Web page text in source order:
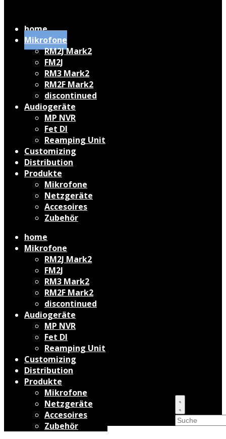
home
Mikrofone
RM2J Mark2
FM2J
RM3 Mark2
RM2F Mark2
discontinued
Audiogeräte
MP NVR
Fet DI
Reamping Unit
Customizing
Distribution
Produkte
Mikrofone
Netzgeräte
Accesoires
Zubehör
home
Mikrofone
RM2J Mark2
FM2J
RM3 Mark2
RM2F Mark2
discontinued
Audiogeräte
MP NVR
Fet DI
Reamping Unit
Customizing
Distribution
Produkte
Mikrofone
Netzgeräte
Accesoires
Zubehör